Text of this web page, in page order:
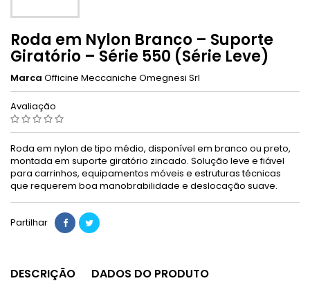
Roda em Nylon Branco – Suporte
Giratório – Série 550 (Série Leve)
Marca Officine Meccaniche Omegnesi Srl
Avaliação
Roda em nylon de tipo médio, disponível em branco ou preto,
montada em suporte giratório zincado. Solução leve e fiável
para carrinhos, equipamentos móveis e estruturas técnicas
que requerem boa manobrabilidade e deslocação suave.
Partilhar
DESCRIÇÃO
DADOS DO PRODUTO